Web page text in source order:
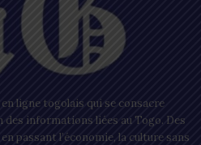
ligne togolais qui se consacre
informations liées au Togo. Des
passant l’économie, la culture sans